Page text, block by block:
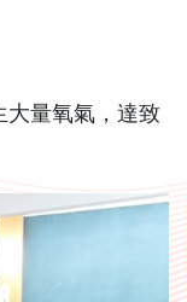
大量氧氣，達致